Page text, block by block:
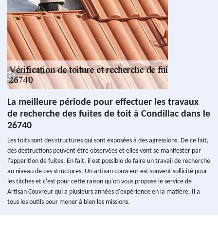
La meilleure période pour effectuer les travaux
de recherche des fuites de toit à Condillac dans le
26740
Les toits sont des structures qui sont exposées à des agressions. De ce fait,
des destructions peuvent être observées et elles vont se manifester par
l'apparition de fuites. En fait, il est possible de faire un travail de recherche
au niveau de ces structures. Un artisan couvreur est souvent sollicité pour
les tâches et c'est pour cette raison qu'on vous propose le service de
Artisan Couvreur qui a plusieurs années d'expérience en la matière. Il a
tous les outils pour mener à bien les missions.